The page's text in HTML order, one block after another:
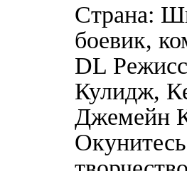
Страна:
боевик,
DL
Кулидж,
Джемейн